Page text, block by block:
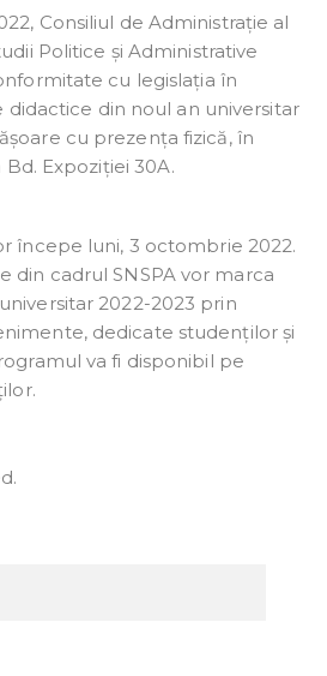
Consiliul de Administrație al
Politice și Administrative
cu legislația în
didactice din noul an universitar
cu prezența fizică, în
Expoziției 30A.
începe luni, 3 octombrie 2022.
din cadrul SNSPA vor marca
2022-2023 prin
dedicate studenților și
va fi disponibil pe